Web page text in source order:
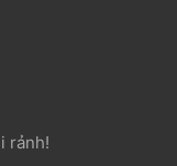
rảnh!